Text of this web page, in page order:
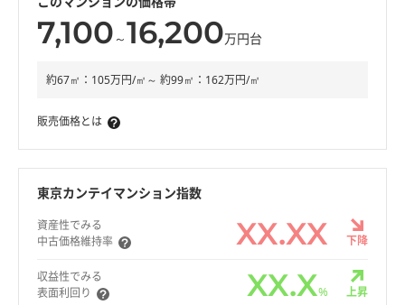
7,100 ～16,200万円台
約67㎡：105万円/㎡～ 約99㎡：162万円/㎡
販売価格とは
東京カンテイマンション指数
資産性でみる
中古価格維持率
XX.XX 下降
収益性でみる
表面利回り
XX.X% 上昇